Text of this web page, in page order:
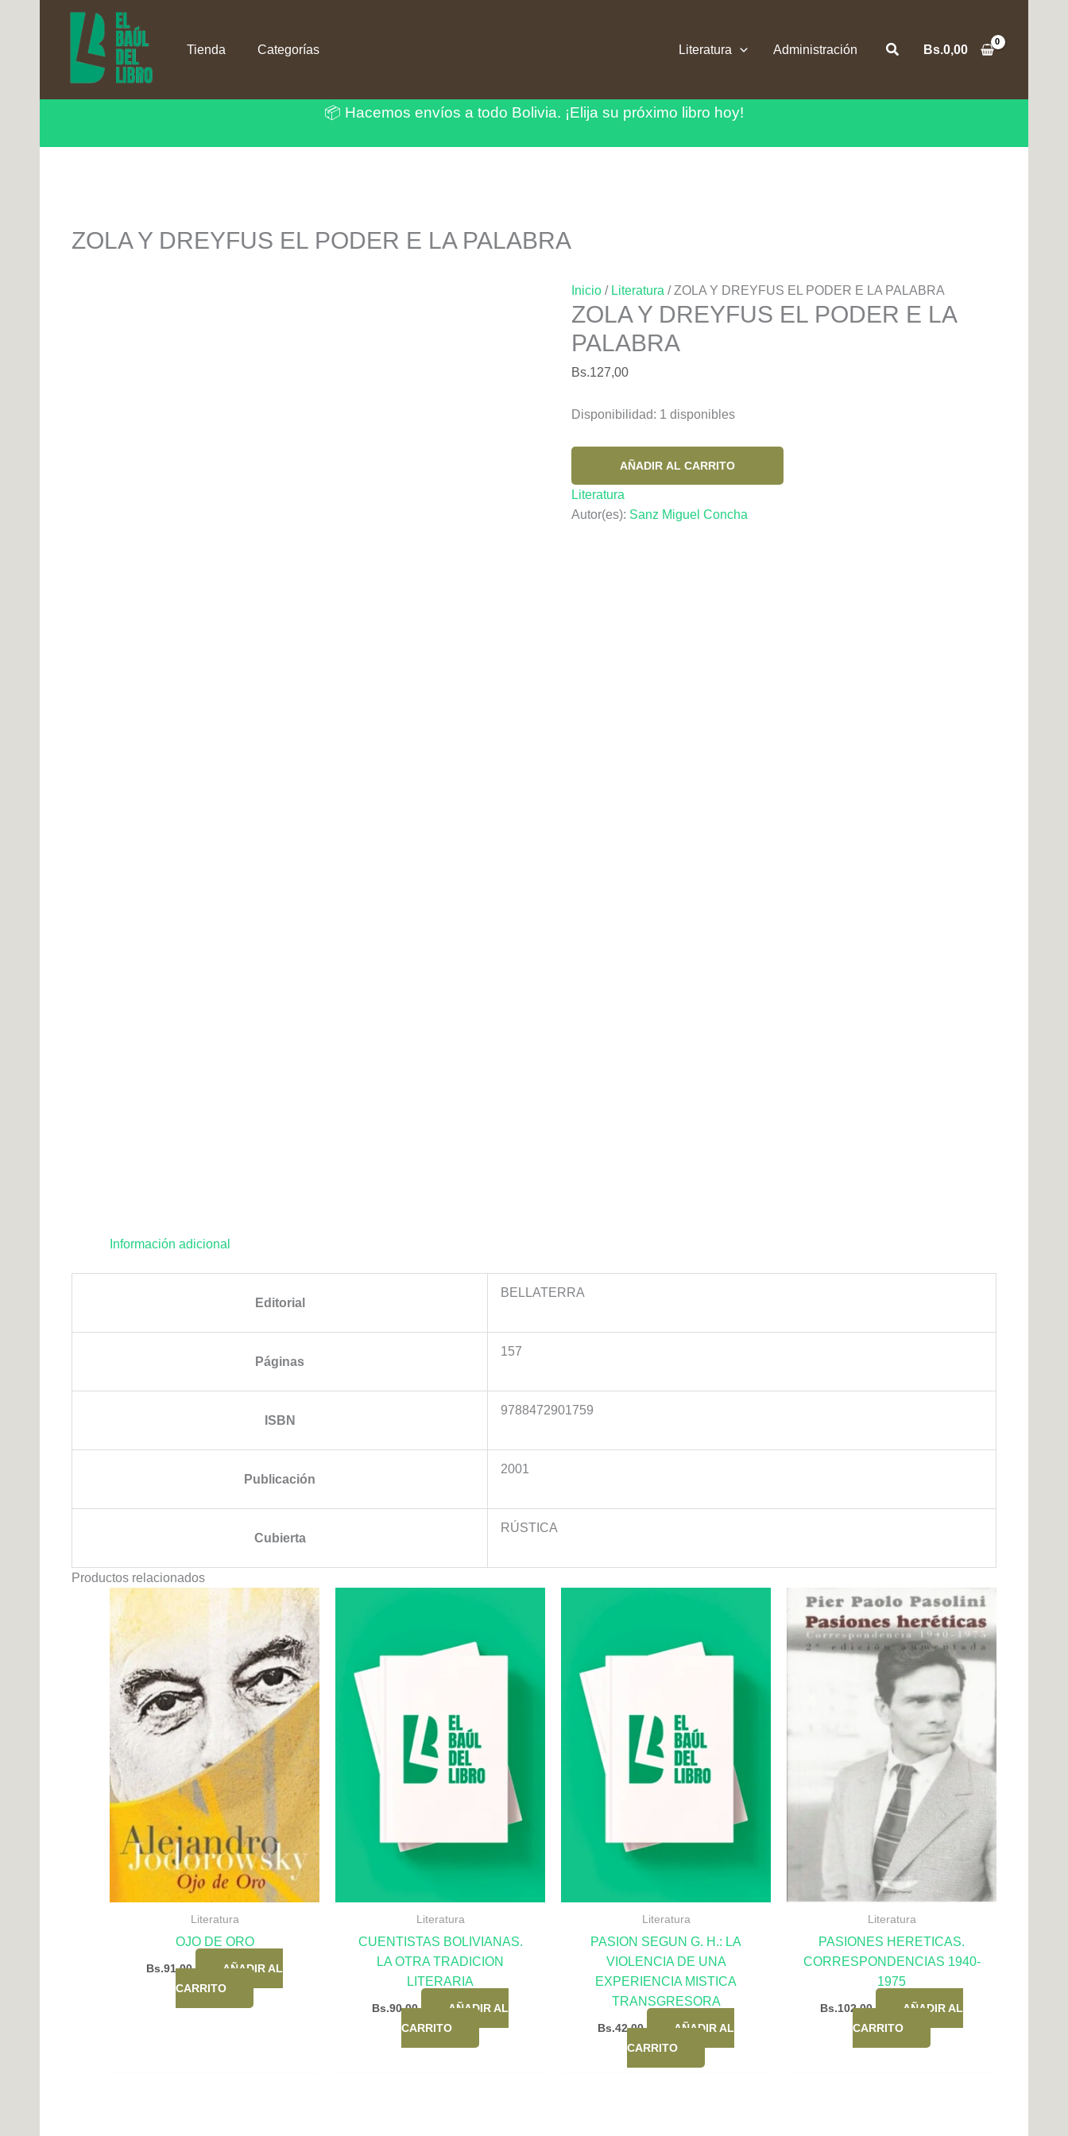
contenido
Tienda Categorías Literatura Administración BuscarBs.0,00
📦 Hacemos envíos a todo Bolivia. ¡Elija su próximo libro hoy!
ZOLA Y DREYFUS EL PODER E LA PALABRA
Inicio/ Literatura / ZOLA Y DREYFUS EL PODER E LA PALABRA
ZOLA Y DREYFUS EL PODER E LA
PALABRA
Bs.127,00
Disponibilidad: 1 disponibles
DREYFUS
EL
AÑADIR AL CARRITO
Literatura
Autor(es): Sanz Miguel Concha
Información adicional
Editorial
BELLATERRA
Páginas
157
ISBN
9788472901759
Publicación
2001
Cubierta
RÚSTICA
Productos relacionados
Literatura
OJO DE ORO
Bs.91,00
AÑADIR AL
CARRITO
Literatura
CUENTISTAS BOLIVIANAS.
LA OTRA TRADICION
LITERARIA
Bs.90,00
AÑADIR AL
CARRITO
Literatura
PASION SEGUN G. H.: LA
VIOLENCIA DE UNA
EXPERIENCIA MISTICA
TRANSGRESORA
Bs.42,00
AÑADIR AL
CARRITO
Literatura
PASIONES HERETICAS.
CORRESPONDENCIAS 1940-
1975
Bs.102,00
AÑADIR AL
CARRITO